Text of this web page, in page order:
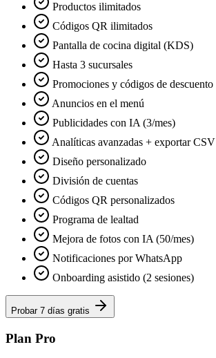
Productos ilimitados
Códigos QR ilimitados
Pantalla de cocina digital (KDS)
Hasta 3 sucursales
Promociones y códigos de descuento
Anuncios en el menú
Publicidades con IA (3/mes)
Analíticas avanzadas + exportar CSV
Diseño personalizado
División de cuentas
Códigos QR personalizados
Programa de lealtad
Mejora de fotos con IA (50/mes)
Notificaciones por WhatsApp
Onboarding asistido (2 sesiones)
Probar 7 días gratis
Plan Pro